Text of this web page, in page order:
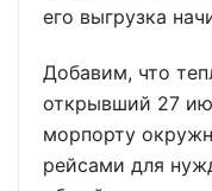
его выгрузка
Добавим, что
открывший 27
морпорту
рейсами для